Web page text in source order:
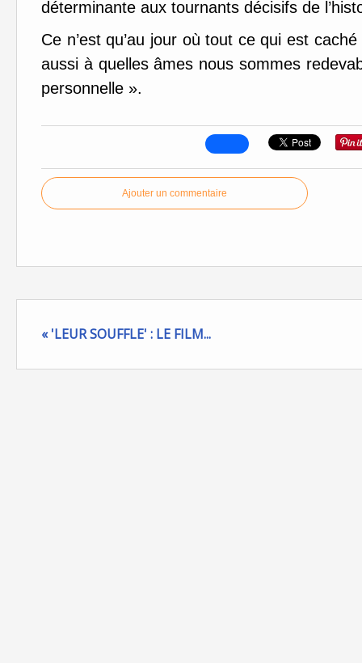
déterminante aux tournants décisifs de
Ce n’est qu’au jour où tout ce qui est caché
aussi à quelles âmes nous sommes
personnelle ».
Ajouter un commentaire
« 'LEUR SOUFFLE' : LE FILM...